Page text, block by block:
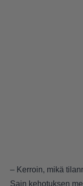
– Kerroin, mikä
Sain kehotuksen